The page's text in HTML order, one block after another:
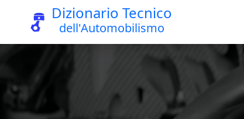
Dizionario Tecnico
dell'Automobilismo